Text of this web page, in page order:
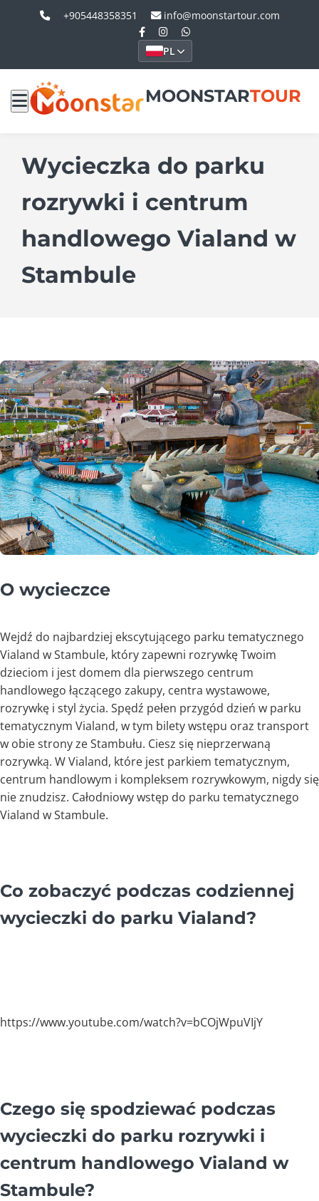
+905448358351 info@moonstartour.com
PL
MOONSTARTOUR
Wycieczka do parku
rozrywki i centrum
handlowego Vialand w
Stambule
O wycieczce
Wejdź do najbardziej ekscytującego parku tematycznego
Vialand w Stambule, który zapewni rozrywkę Twoim
dzieciom i jest domem dla pierwszego centrum
handlowego łączącego zakupy, centra wystawowe,
rozrywkę i styl życia. Spędź pełen przygód dzień w parku
tematycznym Vialand, w tym bilety wstępu oraz transport
w obie strony ze Stambułu. Ciesz się nieprzerwaną
rozrywką. W Vialand, które jest parkiem tematycznym,
centrum handlowym i kompleksem rozrywkowym, nigdy się
nie znudzisz. Całodniowy wstęp do parku tematycznego
Vialand w Stambule.
Co zobaczyć podczas codziennej
wycieczki do parku Vialand?
https://www.youtube.com/watch?v=bCOjWpuVIjY
Czego się spodziewać podczas
wycieczki do parku rozrywki i
centrum handlowego Vialand w
Stambule?